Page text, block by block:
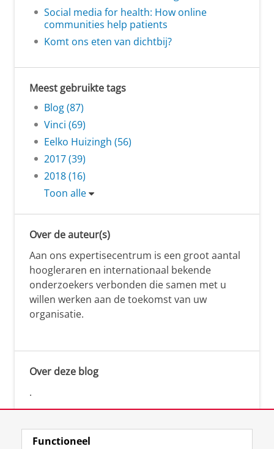
Social media for health: How online
communities help patients
Komt ons eten van dichtbij?
Meest gebruikte tags
Blog (87)
Vinci (69)
Eelko Huizingh (56)
2017 (39)
2018 (16)
Toon alle
Over de auteur(s)
Aan ons expertisecentrum is een groot aantal
hoogleraren en internationaal bekende
onderzoekers verbonden die samen met u
willen werken aan de toekomst van uw
organisatie.
Over deze blog
.
Functioneel